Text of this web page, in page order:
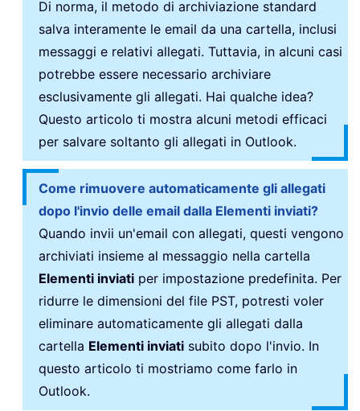
Di norma, il metodo di archiviazione standard
salva interamente le email da una cartella, inclusi
messaggi e relativi allegati. Tuttavia, in alcuni casi
potrebbe essere necessario archiviare
esclusivamente gli allegati. Hai qualche idea?
Questo articolo ti mostra alcuni metodi efficaci
per salvare soltanto gli allegati in Outlook.
Come rimuovere automaticamente gli allegati
dopo l'invio delle email dalla Elementi inviati?
Quando invii un'email con allegati, questi vengono
archiviati insieme al messaggio nella cartella
Elementi inviati per impostazione predefinita. Per
ridurre le dimensioni del file PST, potresti voler
eliminare automaticamente gli allegati dalla
cartella Elementi inviati subito dopo l'invio. In
questo articolo ti mostriamo come farlo in
Outlook.